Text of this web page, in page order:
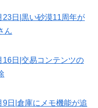
日|黒い砂漠11周年が
ん
日|交易コンテンツの
日|倉庫にメモ機能が追